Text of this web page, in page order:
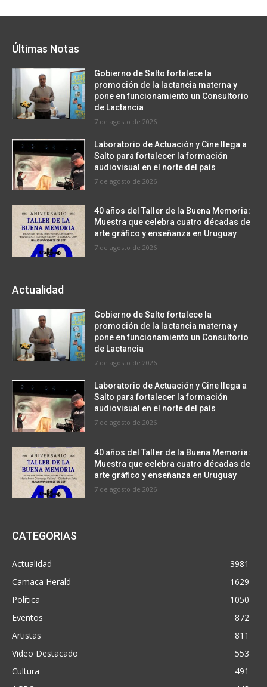
Últimas Notas
Gobierno de Salto fortalece la
promoción de la lactancia materna y
pone en funcionamiento un Consultorio
de Lactancia
7 de agosto de 2026
Laboratorio de Actuación y Cine llega a
Salto para fortalecer la formación
audiovisual en el norte del país
7 de agosto de 2026
40 años del Taller de la Buena Memoria:
Muestra que celebra cuatro décadas de
arte gráfico y enseñanza en Uruguay
7 de agosto de 2026
Actualidad
Gobierno de Salto fortalece la
promoción de la lactancia materna y
pone en funcionamiento un Consultorio
de Lactancia
7 de agosto de 2026
Laboratorio de Actuación y Cine llega a
Salto para fortalecer la formación
audiovisual en el norte del país
7 de agosto de 2026
40 años del Taller de la Buena Memoria:
Muestra que celebra cuatro décadas de
arte gráfico y enseñanza en Uruguay
7 de agosto de 2026
CATEGORIAS
Actualidad
3981
Camaca Herald
1629
Política
1050
Eventos
872
Artistas
811
Video Destacado
553
Cultura
491